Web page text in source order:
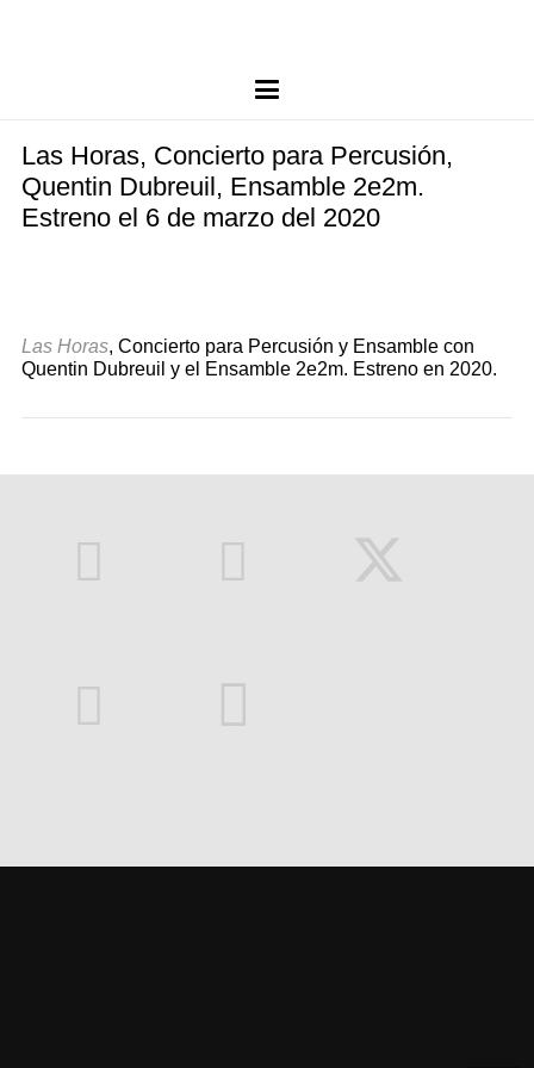
Las Horas, Concierto para Percusión,
Quentin Dubreuil, Ensamble 2e2m.
Estreno el 6 de marzo del 2020
Las Horas, Concierto para Percusión y Ensamble con
Quentin Dubreuil y el Ensamble 2e2m. Estreno en 2020.